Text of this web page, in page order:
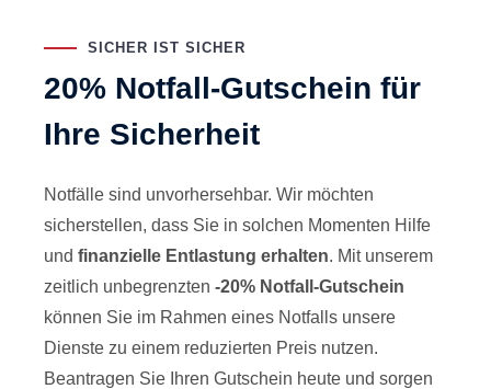
SICHER IST SICHER
20% Notfall-Gutschein für
Ihre Sicherheit
Notfälle sind unvorhersehbar. Wir möchten
sicherstellen, dass Sie in solchen Momenten Hilfe
und finanzielle Entlastung erhalten. Mit unserem
zeitlich unbegrenzten -20% Notfall-Gutschein
können Sie im Rahmen eines Notfalls unsere
Dienste zu einem reduzierten Preis nutzen.
Beantragen Sie Ihren Gutschein heute und sorgen